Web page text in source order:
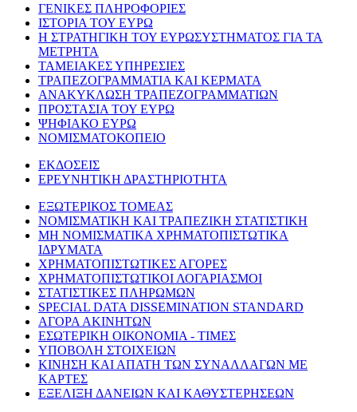
ΓΕΝΙΚΕΣ ΠΛΗΡΟΦΟΡΙΕΣ
ΙΣΤΟΡΙΑ ΤΟΥ ΕΥΡΩ
Η ΣΤΡΑΤΗΓΙΚΗ ΤΟΥ ΕΥΡΩΣΥΣΤΗΜΑΤΟΣ ΓΙΑ ΤΑ
ΜΕΤΡΗΤΑ
ΤΑΜΕΙΑΚΕΣ ΥΠΗΡΕΣΙΕΣ
ΤΡΑΠΕΖΟΓΡΑΜΜΑΤΙΑ ΚΑΙ ΚΕΡΜΑΤΑ
ΑΝΑΚΥΚΛΩΣΗ ΤΡΑΠΕΖΟΓΡΑΜΜΑΤΙΩΝ
ΠΡΟΣΤΑΣΙΑ ΤΟΥ ΕΥΡΩ
ΨΗΦΙΑΚΟ ΕΥΡΩ
ΝΟΜΙΣΜΑΤΟΚΟΠΕΙΟ
ΕΚΔΟΣΕΙΣ
ΕΡΕΥΝΗΤΙΚΗ ΔΡΑΣΤΗΡΙΟΤΗΤΑ
ΕΞΩΤΕΡΙΚΟΣ ΤΟΜΕΑΣ
ΝΟΜΙΣΜΑΤΙΚΗ ΚΑΙ ΤΡΑΠΕΖΙΚΗ ΣΤΑΤΙΣΤΙΚΗ
ΜΗ ΝΟΜΙΣΜΑΤΙΚΑ ΧΡΗΜΑΤΟΠΙΣΤΩΤΙΚΑ
ΙΔΡΥΜΑΤΑ
ΧΡΗΜΑΤΟΠΙΣΤΩΤΙΚΕΣ ΑΓΟΡΕΣ
ΧΡΗΜΑΤΟΠΙΣΤΩΤΙΚΟΙ ΛΟΓΑΡΙΑΣΜΟΙ
ΣΤΑΤΙΣΤΙΚΕΣ ΠΛΗΡΩΜΩΝ
SPECIAL DATA DISSEMINATION STANDARD
ΑΓΟΡΑ ΑΚΙΝΗΤΩΝ
ΕΣΩΤΕΡΙΚΗ ΟΙΚΟΝΟΜΙΑ - ΤΙΜΕΣ
ΥΠΟΒΟΛΗ ΣΤΟΙΧΕΙΩΝ
ΚΙΝΗΣΗ ΚΑΙ ΑΠΑΤΗ ΤΩΝ ΣΥΝΑΛΛΑΓΩΝ ΜΕ
ΚΑΡΤΕΣ
ΕΞΕΛΙΞΗ ΔΑΝΕΙΩΝ ΚΑΙ ΚΑΘΥΣΤΕΡΗΣΕΩΝ